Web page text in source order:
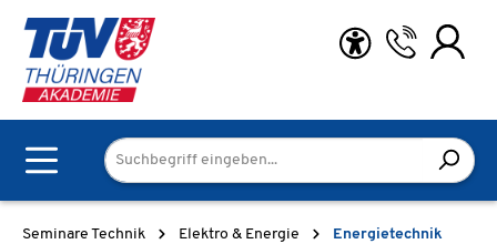
Zum Hauptinhalt springen
Seminare Technik Elektro & Energie Energietechnik